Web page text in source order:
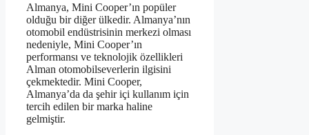
Almanya, Mini Cooper’ın popüler
olduğu bir diğer ülkedir. Almanya’nın
otomobil endüstrisinin merkezi olması
nedeniyle, Mini Cooper’ın
performansı ve teknolojik özellikleri
Alman otomobilseverlerin ilgisini
çekmektedir. Mini Cooper,
Almanya’da da şehir içi kullanım için
tercih edilen bir marka haline
gelmiştir.